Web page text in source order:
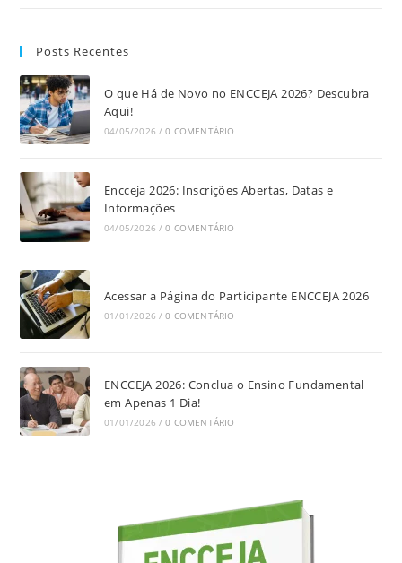
Posts Recentes
O que Há de Novo no ENCCEJA 2026? Descubra
Aqui!
04/05/2026 / 0 COMENTÁRIO
Encceja 2026: Inscrições Abertas, Datas e
Informações
04/05/2026 / 0 COMENTÁRIO
Acessar a Página do Participante ENCCEJA 2026
01/01/2026 / 0 COMENTÁRIO
ENCCEJA 2026: Conclua o Ensino Fundamental
em Apenas 1 Dia!
01/01/2026 / 0 COMENTÁRIO